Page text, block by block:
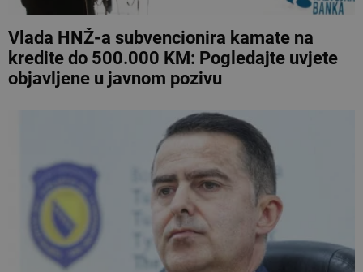
Vlada HNŽ-a subvencionira kamate na
kredite do 500.000 KM: Pogledajte uvjete
objavljene u javnom pozivu